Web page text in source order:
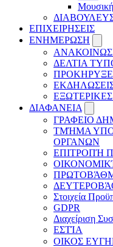
ΕΠΙΧΕΙΡΗΣΕΙΣ
ΕΝΗΜΕΡΩΣΗ
ΔΕΛΤΙΑ
ΔΙΑΦΑΝΕΙΑ
ΓΡΑΦΕΙΟ
ΤΜΉΜΑ
ΟΡΓΑΝΩΝ
ΕΠΙΤΡΟΠΉ
Στοιχεία
GDPR
Διαχείριση
ΕΣΤΊΑ
ΟΙΚΟΣ